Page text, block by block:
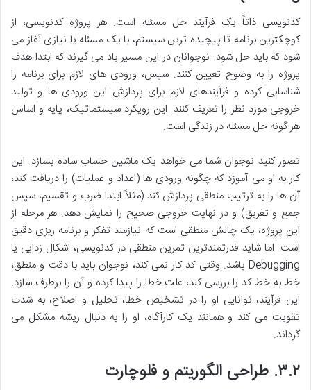
کدنویسی ذاتاً یک فرآیند حل مسئله است. هر پروژه کدنویسی، از
کوچکترین برنامه تا پیچیده ترین سیستم، با یک مسئله یا نیازی آغاز می
شود که باید حل شود. نوجوانان در این مسیر یاد می گیرند که ابتدا هدف
پروژه را به وضوح تعیین کنند. سپس، ورودی های لازم برای برنامه را
شناسایی کرده و فرآیندهای لازم برای پردازش این ورودی ها و تولید
خروجی مورد نظر را تعریف کنند. این رویکرد سیستماتیک، پایه و اساس
هر گونه حل مسئله در زندگی است.
تصور کنید نوجوان شما می خواهد یک ماشین حساب ساده بسازد. این
کار به او می آموزد که چگونه ورودی ها (اعداد و عملیات) را دریافت کند،
آن ها را به ترتیب منطقی پردازش کند (مثلاً ابتدا ضرب و تقسیم، سپس
جمع و تفریق) و در نهایت خروجی صحیح را نمایش دهد. هر مرحله از
این پروژه، یک چالش منطقی است که نیازمند تفکر و برنامه ریزی دقیق
است. اما شاید قدرتمندترین تمرین منطقی در کدنویسی، اشکال زدایی یا
Debugging باشد. وقتی کد کار نمی کند، نوجوان باید با دقت و منطق،
خط به خط کد را بررسی کند، علت خطا را پیدا کرده و آن را برطرف سازد.
این فرآیند، توانایی او را در تشخیص خطا، تحلیل و اصلاح، به شدت
تقویت می کند و همانند یک کارآگاه، او را به دنبال ریشه مشکل می
گرداند.
۳.۲. طراحی الگوریتم و فلوچارت